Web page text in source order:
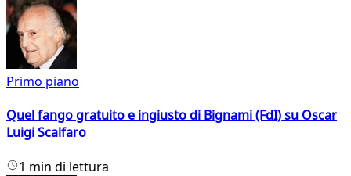
Primo piano
Quel fango gratuito e ingiusto di Bignami (FdI) su Oscar
Luigi Scalfaro
1 min di lettura